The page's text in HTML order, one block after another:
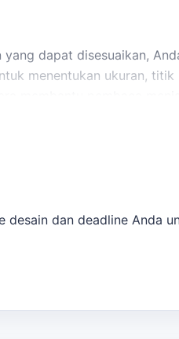
dapat disesuaikan,
menentukan ukuran, titik
Anda.
Anda mendapatkan
dan deadline Anda